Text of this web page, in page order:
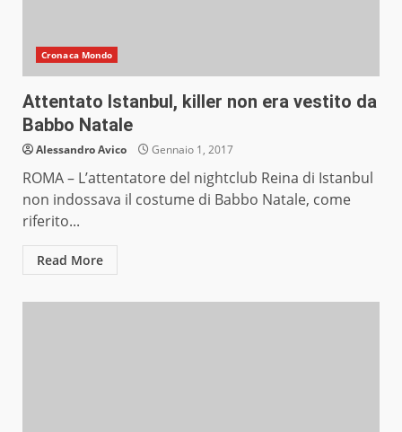
Cronaca Mondo
Attentato Istanbul, killer non era vestito da
Babbo Natale
Alessandro Avico Gennaio 1, 2017
ROMA – L’attentatore del nightclub Reina di Istanbul
non indossava il costume di Babbo Natale, come
riferito...
Read More